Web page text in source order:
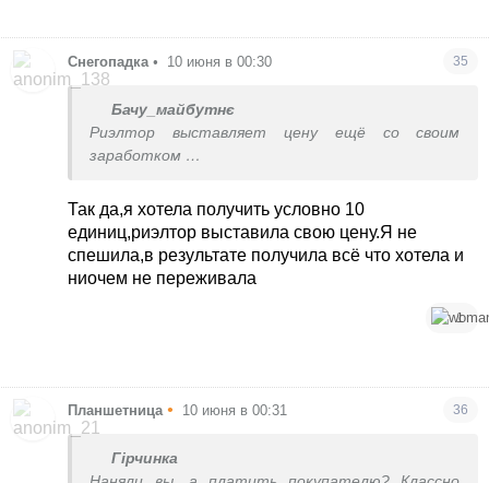
Снегопадка • 10 июня в 00:30 35
Бачу_майбутнє
Риэлтор выставляет цену ещё со своим
заработком
Так да,я хотела получить условно 10
единиц,риэлтор выставила свою цену.Я не
спешила,в результате получила всё что хотела и
ниочем не переживала
1
Планшетница • 10 июня в 00:31 36
Гірчинка